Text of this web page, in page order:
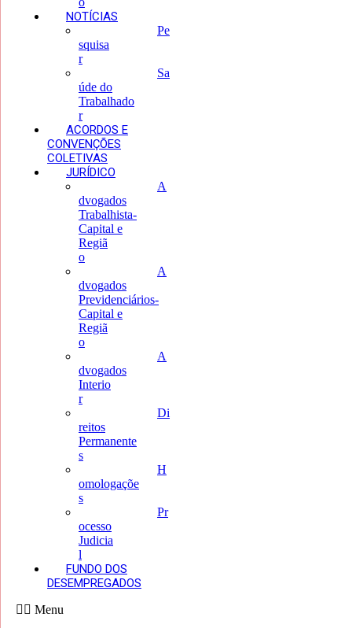
NOTÍCIAS
Pe
squisa
r
Sa
úde do
Trabalhado
r
ACORDOS E
CONVENÇÕES
COLETIVAS
JURÍDICO
A
dvogados
Trabalhista-
Capital e
Regiã
o
A
dvogados
Previdenciários-
Capital e
Regiã
o
A
dvogados
Interio
r
Di
reitos
Permanente
s
H
omologaçõe
s
Pr
ocesso
Judicia
l
FUNDO DOS
DESEMPREGADOS
Menu